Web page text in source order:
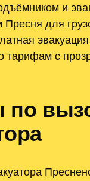
и
Пресня для
тарифам с
по